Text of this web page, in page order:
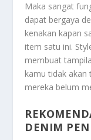
Maka sangat
dapat bergaya
kenakan kapan
item satu ini.
membuat
kamu tidak akan
mereka belum
DENIM